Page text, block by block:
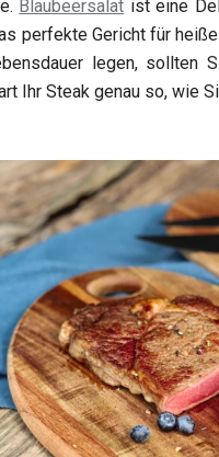
Blaubeersalat ist eine
perfekte Gericht für
legen, sollten
Ihr Steak genau so, wie